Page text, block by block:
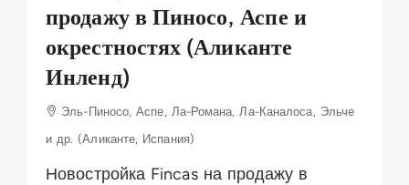
продажу в Пиносо, Аспе и
окрестностях (Аликанте
Инленд)
Эль-Пиносо, Аспе, Ла-Романа, Ла-Каналоса, Эльче
и др. (Аликанте, Испания)
Новостройка Fincas на продажу в